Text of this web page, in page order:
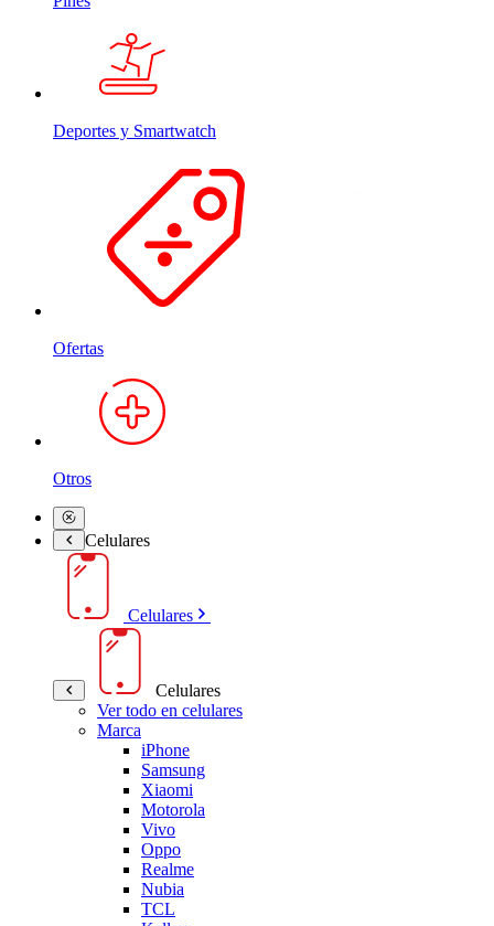
Deportes y Smartwatch
Ofertas
Otros
Celulares
Celulares
Celulares
Ver todo en celulares
Marca
iPhone
Samsung
Xiaomi
Motorola
Vivo
Oppo
Realme
Nubia
TCL